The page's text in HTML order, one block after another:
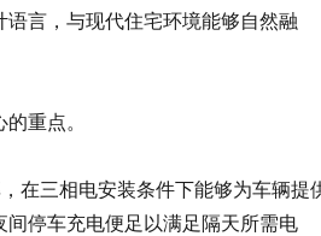
言，与现代住宅环境能够自然融
重点。
在三相电安装条件下能够为车辆提
停车充电便足以满足隔天所需电